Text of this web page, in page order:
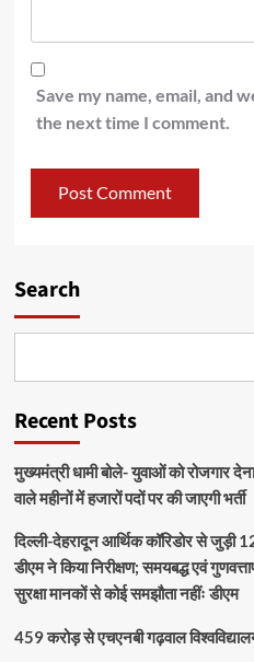
Save my name, email, and
the next time I comment.
Search
Recent Posts
मुख्यमंत्री धामी बोले- युवाओं को रोजगार
वाले महीनों में हजारों पदों पर की जाएगी भर्ती
दिल्ली-देहरादून आर्थिक कॉरिडोर से जुड़ी
डीएम ने किया निरीक्षण; समयबद्ध एवं
सुरक्षा मानकों से कोई समझौता नहींः डीएम
459 करोड़ से एचएनबी गढ़वाल